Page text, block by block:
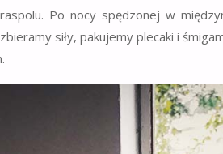
Po nocy spędzonej w
siły, pakujemy plecaki i